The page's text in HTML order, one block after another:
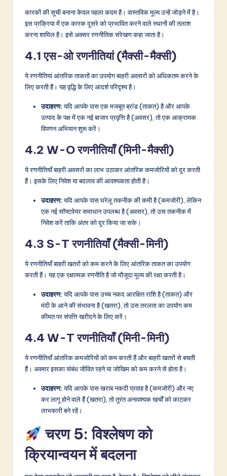
कारकों की सूची बनाना केवल पहला कदम है। वास्तविक मूल्य उन्हें जोड़ने में है।
इस प्रक्रिया में एक कारक दूसरे को प्रभावित करने वाले स्थानों की तलाश
करना शामिल है। इसे अक्सर रणनीतिक संरेखण कहा जाता है।
4.1 एस-ओ रणनीतियां (मैक्सी-मैक्सी)
ये रणनीतियां आंतरिक ताकतों का उपयोग बाहरी अवसरों को अधिकतम करने के
लिए करती हैं। यह वृद्धि के लिए आदर्श परिदृश्य है।
उदाहरण:यदि आपके पास एक मजबूत ब्रांड (ताकत) है और आपके
उत्पाद के पक्ष में एक नई बाजार प्रवृत्ति है (अवसर), तो एक आक्रामक
विपणन अभियान शुरू करें।
4.2 W-O रणनीतियाँ (मिनी-मैक्सी)
ये रणनीतियाँ बाहरी अवसरों का लाभ उठाकर आंतरिक कमजोरियों को दूर करती
हैं। इसके लिए निवेश या बदलाव की आवश्यकता होती है।
उदाहरण:यदि आपके पास घरेलू तकनीक की कमी है (कमजोरी), लेकिन
एक नई सॉफ्टवेयर समाधान उपलब्ध है (अवसर), तो उस तकनीक में
निवेश करें ताकि अंतर को दूर किया जा सके।
4.3 S-T रणनीतियाँ (मैक्सी-मिनी)
ये रणनीतियाँ बाहरी खतरों को कम करने के लिए आंतरिक ताकत का उपयोग
करती हैं। यह एक रक्षात्मक रणनीति है जो मौजूदा मूल्य की रक्षा करती है।
उदाहरण:यदि आपके पास उच्च नकद आरक्षित राशि है (ताकत) और
मंदी के आने की संभावना है (खतरा), तो उस तरलता का उपयोग कम
कीमत पर संपत्ति खरीदने के लिए करें।
4.4 W-T रणनीतियाँ (मिनी-मिनी)
ये रणनीतियाँ आंतरिक कमजोरियों को कम करती हैं और बाहरी खतरों से बचती
हैं। अक्सर इसका संबंध जीवित रहने या जोखिम को कम करने से होता है।
उदाहरण:यदि आपके पास खराब नकदी प्रवाह है (कमजोरी) और नए
कर लागू होने वाले हैं (खतरा), तो तुरंत अनावश्यक खर्चों को काटकर
लाभकारी बने रहें।
चरण 5: विश्लेषण को
क्रियान्वयन में बदलना